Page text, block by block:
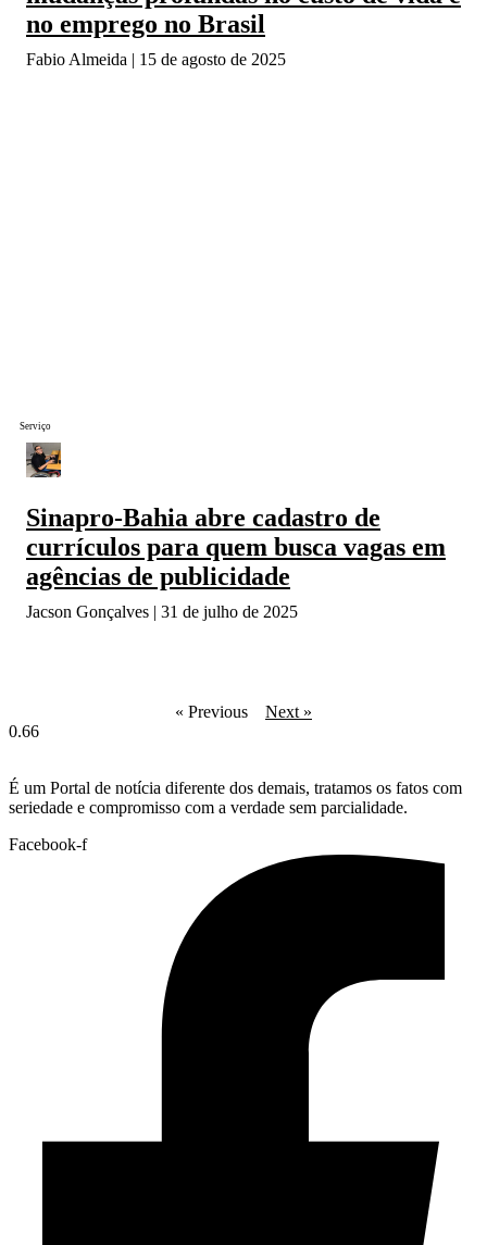
no emprego no Brasil
Fabio Almeida 15 de agosto de 2025
Serviço
Sinapro-Bahia abre cadastro de
currículos para quem busca vagas em
agências de publicidade
Jacson Gonçalves 31 de julho de 2025
« Previous Next »
É um Portal de notícia diferente dos demais, tratamos os fatos com
seriedade e compromisso com a verdade sem parcialidade.
Facebook-f